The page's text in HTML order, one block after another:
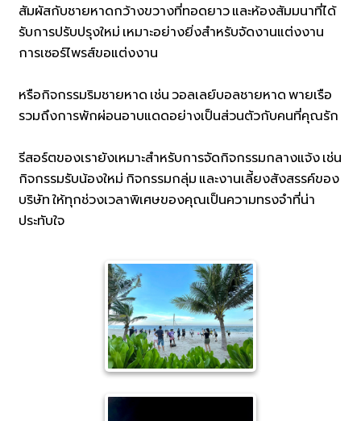
สัมผัสกับชายหาดกว้างขวางที่ทอดยาว และห้องสัมมนาที่ได้
รับการปรับปรุงใหม่ เหมาะอย่างยิ่งสำหรับจัดงานแต่งงาน
การเซอร์ไพรส์ขอแต่งงาน
หรือกิจกรรมริมชายหาด เช่น วอลเลย์บอลชายหาด พายเรือ
รวมถึงการพักผ่อนอาบแดดอย่างเป็นส่วนตัวกับคนที่คุณรัก
รีสอร์ตของเรายังเหมาะสำหรับการจัดกิจกรรมกลางแจ้ง เช่น
กิจกรรมรับน้องใหม่ กิจกรรมกลุ่ม และงานเลี้ยงสังสรรค์ของ
บริษัท ให้ทุกช่วงเวลาพิเศษของคุณเป็นความทรงจำที่น่า
ประทับใจ